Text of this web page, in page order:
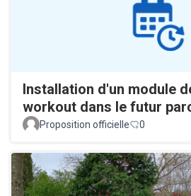
Installation d'un module
workout dans le futur
Proposition officielle 0